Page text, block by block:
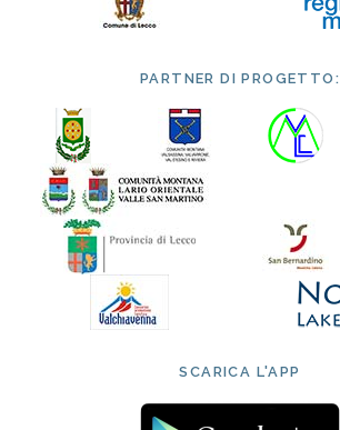
PARTNER DI PROGETTO:
SCARICA L'APP